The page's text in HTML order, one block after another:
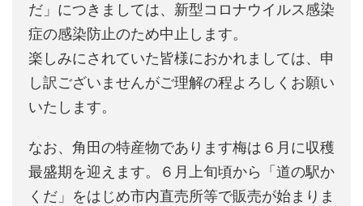
だ」につきましては、新型コロナウイルス感染
症の感染防止のため中止します。
楽しみにされていた皆様におかれましては、申
し訳ございませんがご理解の程よろしくお願い
いたします。
なお、角田の特産物であります梅は６月に収穫
最盛期を迎えます。６月上旬頃から「道の駅か
くだ」をはじめ市内直売所等で販売が始まりま